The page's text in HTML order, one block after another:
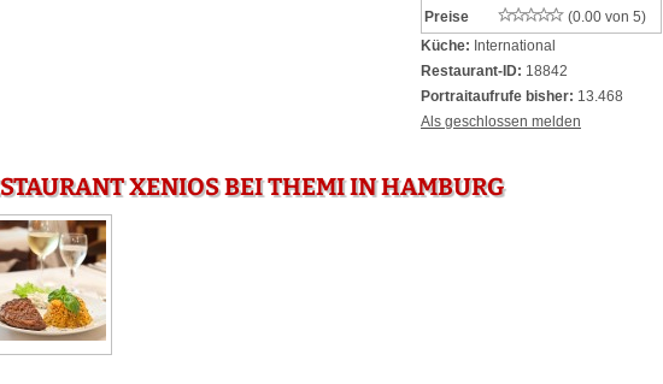
Preise
(0.00 von 5)
Küche: International
Restaurant-ID: 18842
Portraitaufrufe bisher: 13.468
Als geschlossen melden
XENIOS BEI THEMI IN HAMBURG